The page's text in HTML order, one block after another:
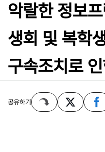
악랄한 정보
생회 및 복학
구속조치로
공유하기